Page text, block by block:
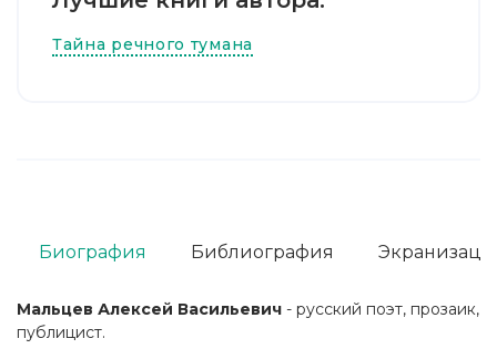
Тайна речного тумана
Мальцев Алексей Васильевич - русский поэт, прозаик,
публицист.
Биография Библиография